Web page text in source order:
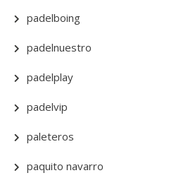
padelboing
padelnuestro
padelplay
padelvip
paleteros
paquito navarro